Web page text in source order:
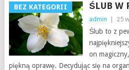
BEZ KATEGORII ŚLUB W
admin 25
Ślub to z
on
piękną oprawę. Decydując się na